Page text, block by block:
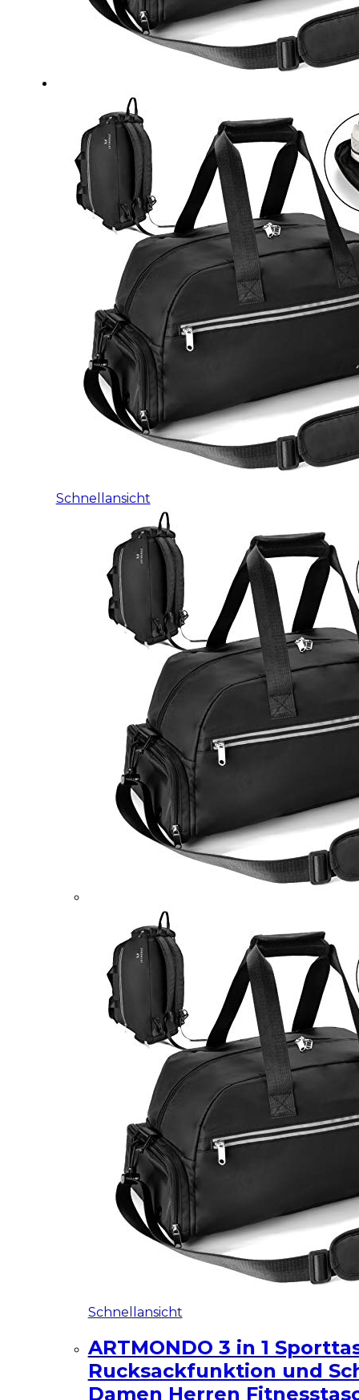
Schnellansicht
Schnellansicht
ARTMONDO 3 in 1
Rucksackfunktion und
Damen Herren